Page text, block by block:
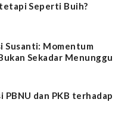
tetapi Seperti Buih?
Susanti: Momentum
Sekadar Menunggu
dan PKB terhadap